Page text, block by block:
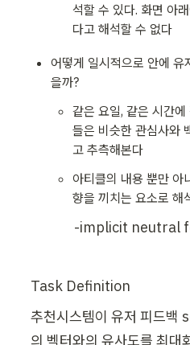
석할 수 있다. 화면 아
다고 해석할 수 없다
어떻게 일시적으로 안에 유
을까?
같은 요일, 같은 시간
들은 비슷한 관심사와
고 추측해본다
아티클의 내용 뿐만
향을 끼치는 요소로 해
-implicit neutral
Task Definition
추천시스템이 유저 피드백
의 벡터와의 유사도를 최대